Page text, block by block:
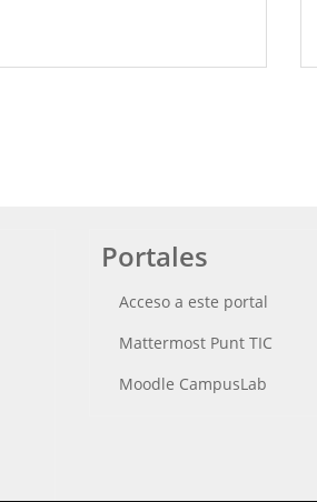
Portales
Acceso a este portal
Mattermost Punt TIC
Moodle CampusLab